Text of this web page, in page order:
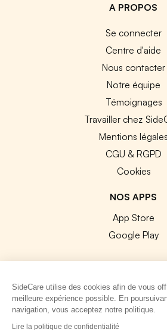
A PROPOS
Se connecter
Centre d'aide
Nous contacter
Notre équipe
Témoignages
Travailler chez
Mentions légales
CGU & RGPD
Cookies
NOS APPS
App Store
Google Play
© 2026 SideCare. Tous
SideCare utilise des cookies afin de vous
meilleure expérience possible. En
navigation, vous acceptez notre politique.
Lire la politique de confidentialité